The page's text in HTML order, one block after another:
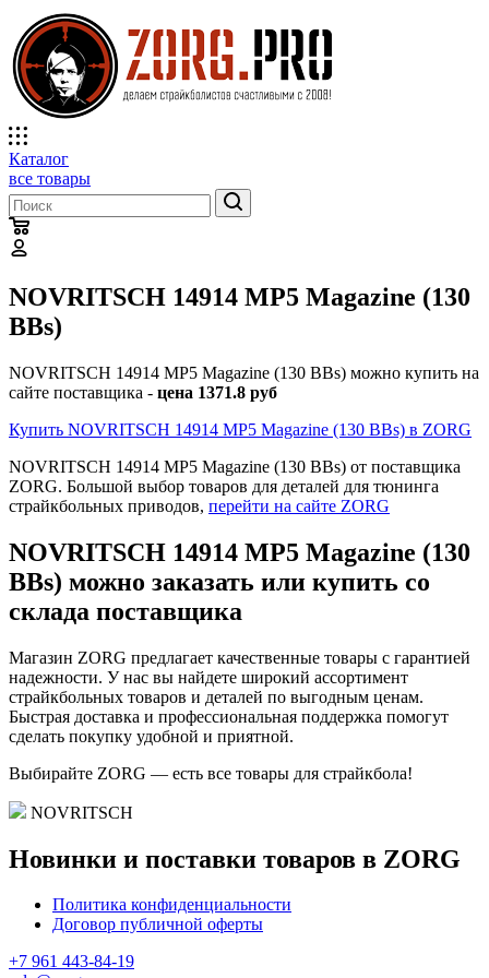
Каталог
все товары
NOVRITSCH 14914 MP5 Magazine (130
BBs)
NOVRITSCH 14914 MP5 Magazine (130 BBs) можно купить на
сайте поставщика - цена 1371.8 руб
Купить NOVRITSCH 14914 MP5 Magazine (130 BBs) в ZORG
NOVRITSCH 14914 MP5 Magazine (130 BBs) от поставщика
ZORG. Большой выбор товаров для деталей для тюнинга
страйкбольных приводов, перейти на сайте ZORG
NOVRITSCH 14914 MP5 Magazine (130
BBs) можно заказать или купить со
склада поставщика
Магазин ZORG предлагает качественные товары с гарантией
надежности. У нас вы найдете широкий ассортимент
страйкбольных товаров и деталей по выгодным ценам.
Быстрая доставка и профессиональная поддержка помогут
сделать покупку удобной и приятной.
Выбирайте ZORG — есть все товары для страйкбола!
NOVRITSCH
Новинки и поставки товаров в ZORG
Политика конфиденциальности
Договор публичной оферты
+7 961 443-84-19